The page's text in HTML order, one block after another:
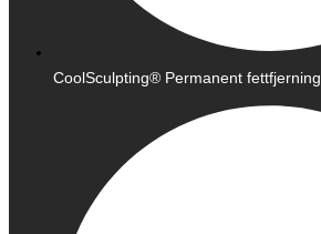
CoolSculpting® Permanent fettfjerning